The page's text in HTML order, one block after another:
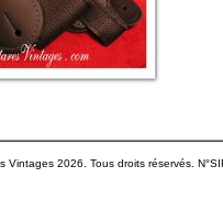
Vintages 2026. Tous droits réservés.